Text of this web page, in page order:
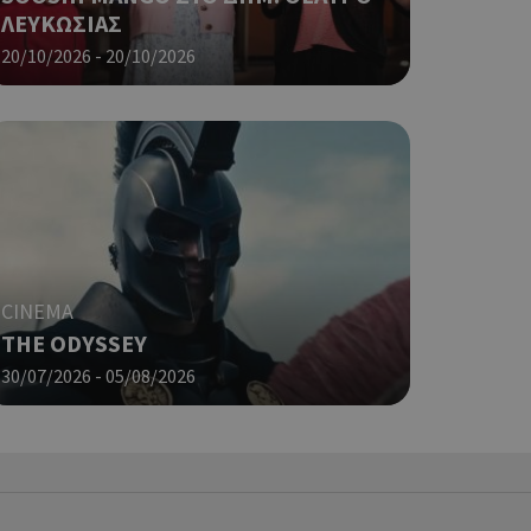
ΛΕΥΚΩΣΙΑΣ
20/10/2026 - 20/10/2026
CINEMA
THE ODYSSEY
30/07/2026 - 05/08/2026
push down
την
που
για ένα
είναι
ο
ένα καλό
σελίδων.
δηλαδή να
στον χρήστη